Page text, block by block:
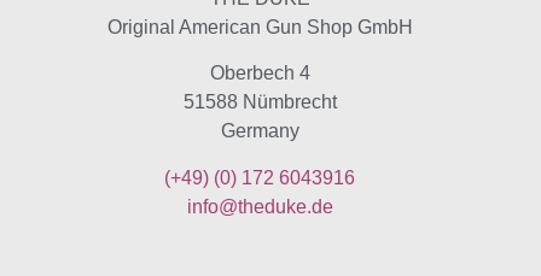
Original American Gun Shop GmbH
Oberbech 4
51588 Nümbrecht
Germany
(+49) (0) 172 6043916
info@theduke.de